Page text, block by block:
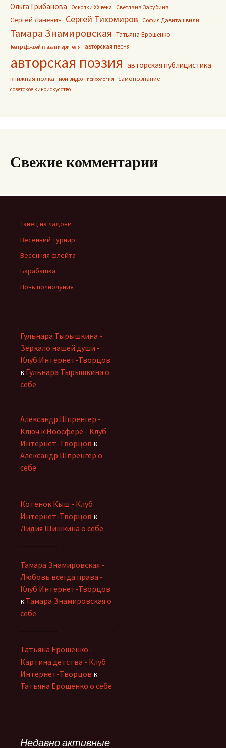
Ольга Грибанова Осколки ХХ века Светлана Зарубина
Сергей Ланевич Сергей Тихомиров София Давиташвили
Тамара Знамировская Татьяна Ерошенко
Театр Дождей глазами зрителя авторская песня
авторская поэзия авторская публицистика
книжная полка мои видео психология самопознание
советское киноискусство
Свежие комментарии
Танец на ладони
Весенний турнир
Весенняя флейта
Барабашка
Ночь полнолуния
Гульнара Тырышкина -
Зеркало нашей души -
Клуб Интернет-Творцов
к Гульнара Тырышкина о
себе
Александр Шпренгер -
Ключ к Ноосфере - Клуб
Интернет-Творцов к
Александр Шпренгер о
себе
Котенок Кыш - Клуб
Интернет-Творцов к
Лидия Шишкина о себе
Тамара Знамировская -
Любовь всегда права -
Клуб Интернет-Творцов
к Тамара Знамировская о
себе
Татьяна Ерошенко -
Картина детства - Клуб
Интернет-Творцов к
Татьяна Ерошенко о себе
Недавно активные